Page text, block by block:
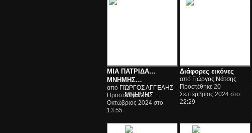
ΜΙΑ ΠΑΤΡΙΔΑ…
ΜΝΗΜΗΣ…
από ΓΙΏΡΓΟΣ ΑΓΓΈΛΗΣ
Προστέθηκε 20
Οκτώβριος 2024 στο
13:55
Διάφορες εικόνες
από Γιώργος Νάτσης
Προστέθηκε 20
Σεπτέμβριος 2024 στο
22:29